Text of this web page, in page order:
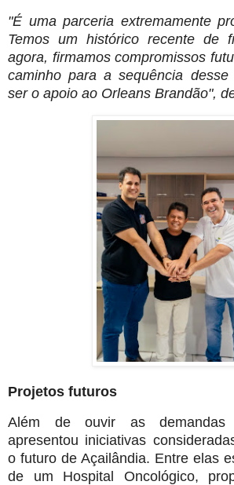
"É uma parceria extremamente
Temos um histórico recente de
agora, firmamos compromissos
caminho para a sequência
ser o apoio ao Orleans Brandão",
Projetos futuros
Além de ouvir as demandas
apresentou iniciativas
o futuro de Açailândia. Entre elas
de um Hospital Oncológico,